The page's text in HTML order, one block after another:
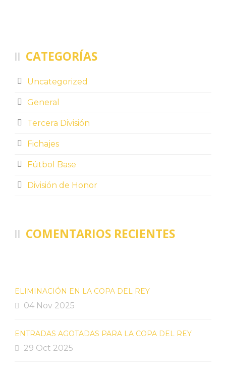
CATEGORÍAS
Uncategorized
General
Tercera División
Fichajes
Fútbol Base
División de Honor
COMENTARIOS RECIENTES
ELIMINACIÓN EN LA COPA DEL REY
04 Nov 2025
ENTRADAS AGOTADAS PARA LA COPA DEL REY
29 Oct 2025